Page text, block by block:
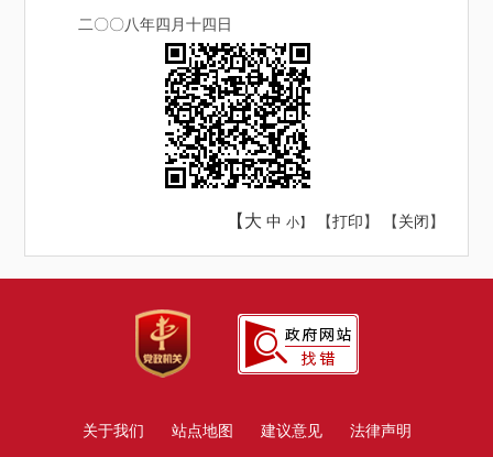
二〇〇八年四月十四日
【大 中 小】 【打印 】 【 关闭 】
关于我们 站点地图 建议意见 法律声明